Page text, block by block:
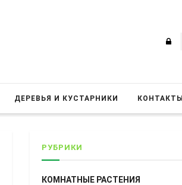
ДЕРЕВЬЯ И КУСТАРНИКИ КОНТАКТЫ
РУБРИКИ
КОМНАТНЫЕ РАСТЕНИЯ